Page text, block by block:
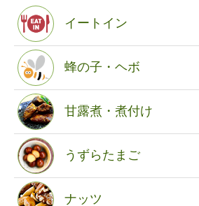
イートイン
蜂の子・ヘボ
甘露煮・煮付け
うずらたまご
ナッツ